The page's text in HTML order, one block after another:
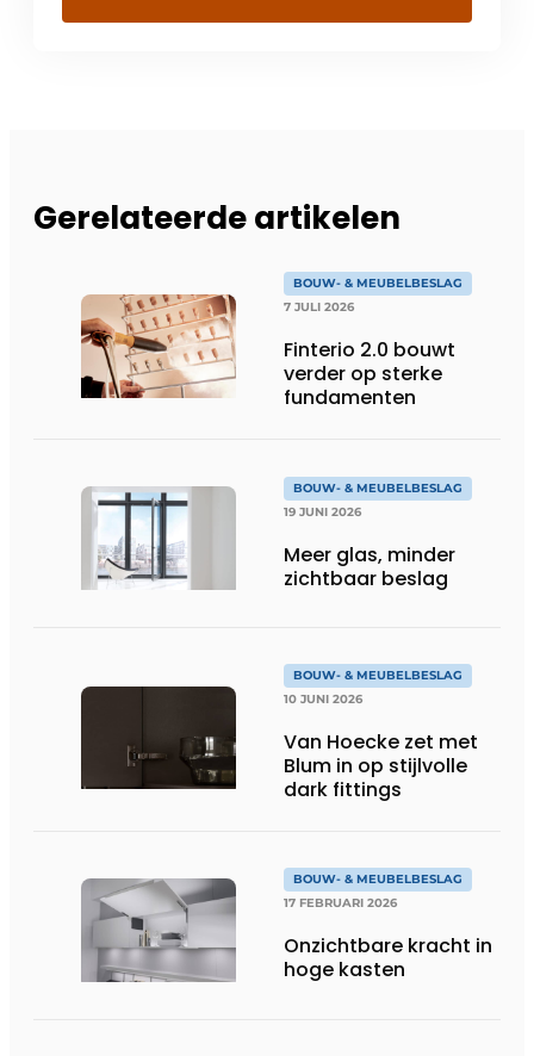
Gerelateerde artikelen
BOUW- & MEUBELBESLAG
7 JULI 2026
Finterio 2.0 bouwt
verder op sterke
fundamenten
BOUW- & MEUBELBESLAG
19 JUNI 2026
Meer glas, minder
zichtbaar beslag
BOUW- & MEUBELBESLAG
10 JUNI 2026
Van Hoecke zet met
Blum in op stijlvolle
dark fittings
BOUW- & MEUBELBESLAG
17 FEBRUARI 2026
Onzichtbare kracht in
hoge kasten